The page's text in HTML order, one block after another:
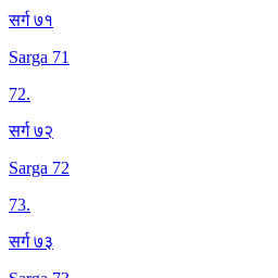
सर्ग ७१
Sarga 71
72.
सर्ग ७२
Sarga 72
73.
सर्ग ७३